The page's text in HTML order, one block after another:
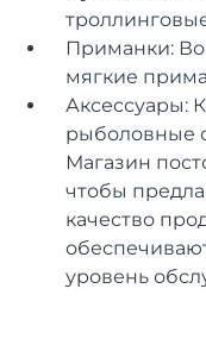
Приманки:
мягкие
Аксессуары:
рыболовные
Магазин
чтобы
качество
уровень